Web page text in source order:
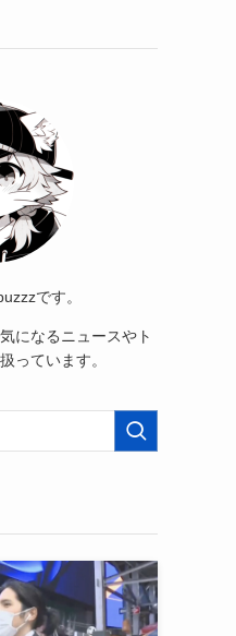
です。
になるニュースやト
っています。